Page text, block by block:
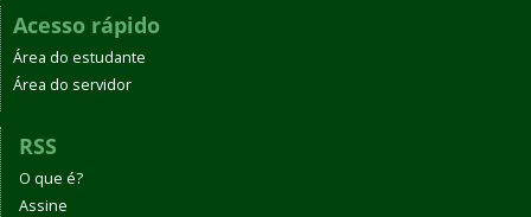
Acesso rápido
Área do estudante
Área do servidor
RSS
O que é?
Assine